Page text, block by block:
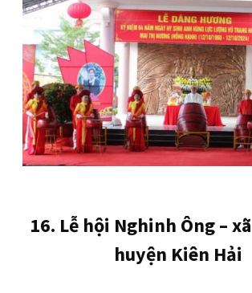
16. Lễ hội Nghinh Ông –
huyện Kiên Hải